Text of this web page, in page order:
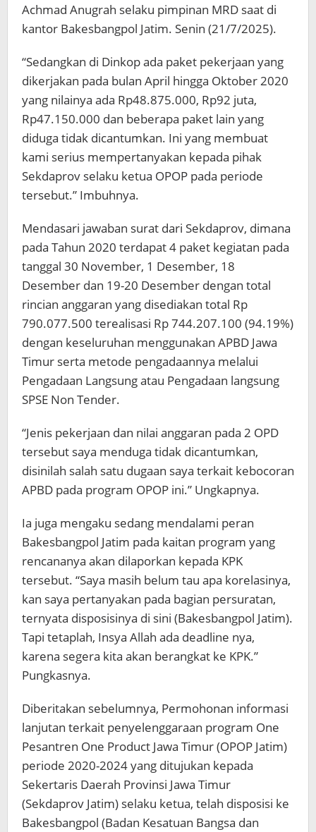
Achmad Anugrah selaku pimpinan MRD saat di
kantor Bakesbangpol Jatim. Senin (21/7/2025).
“Sedangkan di Dinkop ada paket pekerjaan yang
dikerjakan pada bulan April hingga Oktober 2020
yang nilainya ada Rp48.875.000, Rp92 juta,
Rp47.150.000 dan beberapa paket lain yang
diduga tidak dicantumkan. Ini yang membuat
kami serius mempertanyakan kepada pihak
Sekdaprov selaku ketua OPOP pada periode
tersebut.” Imbuhnya.
Mendasari jawaban surat dari Sekdaprov, dimana
pada Tahun 2020 terdapat 4 paket kegiatan pada
tanggal 30 November, 1 Desember, 18
Desember dan 19-20 Desember dengan total
rincian anggaran yang disediakan total Rp
790.077.500 terealisasi Rp 744.207.100 (94.19%)
dengan keseluruhan menggunakan APBD Jawa
Timur serta metode pengadaannya melalui
Pengadaan Langsung atau Pengadaan langsung
SPSE Non Tender.
“Jenis pekerjaan dan nilai anggaran pada 2 OPD
tersebut saya menduga tidak dicantumkan,
disinilah salah satu dugaan saya terkait kebocoran
APBD pada program OPOP ini.” Ungkapnya.
Ia juga mengaku sedang mendalami peran
Bakesbangpol Jatim pada kaitan program yang
rencananya akan dilaporkan kepada KPK
tersebut. “Saya masih belum tau apa korelasinya,
kan saya pertanyakan pada bagian persuratan,
ternyata disposisinya di sini (Bakesbangpol Jatim).
Tapi tetaplah, Insya Allah ada deadline nya,
karena segera kita akan berangkat ke KPK.”
Pungkasnya.
Diberitakan sebelumnya, Permohonan informasi
lanjutan terkait penyelenggaraan program One
Pesantren One Product Jawa Timur (OPOP Jatim)
periode 2020-2024 yang ditujukan kepada
Sekertaris Daerah Provinsi Jawa Timur
(Sekdaprov Jatim) selaku ketua, telah disposisi ke
Bakesbangpol (Badan Kesatuan Bangsa dan